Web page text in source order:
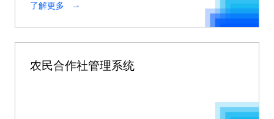
了解更多
农民合作社管理系统